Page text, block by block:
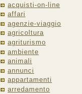
acquisti-on-line
affari
agenzie-viaggio
agricoltura
agriturismo
ambiente
animali
annunci
appartamenti
arredamento